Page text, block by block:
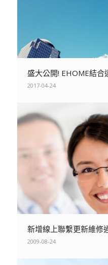
盛大公開! EHOME結合
2017-04-24
新增線上聯繫更新維修
2009-08-24